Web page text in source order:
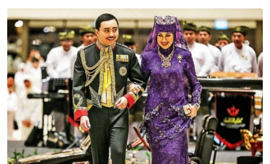
kepada Aidafatini boleh menghubunginya
bapanya, AB Hamid di talian 012-454 5135.
Muat turun aplikasi Sinar Harian.Klik di sini!
Yayasan Bank Rakyat
Pelajar